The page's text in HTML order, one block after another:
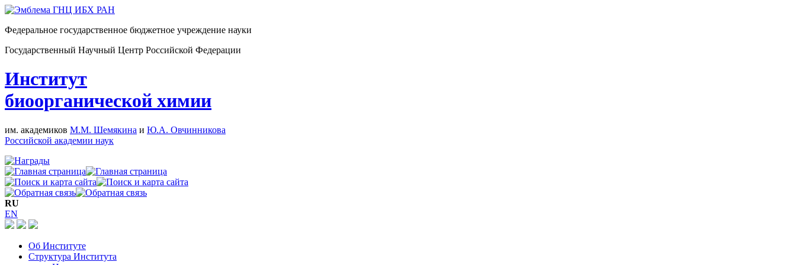
Федеральное государственное бюджетное учреждение науки
Государственный Научный Центр Российской Федерации
Институт
биоорганической химии
им. академиков М.М. Шемякина и Ю.А. Овчинникова
Российской академии наук
RU
EN
Об Институте
Структура Института